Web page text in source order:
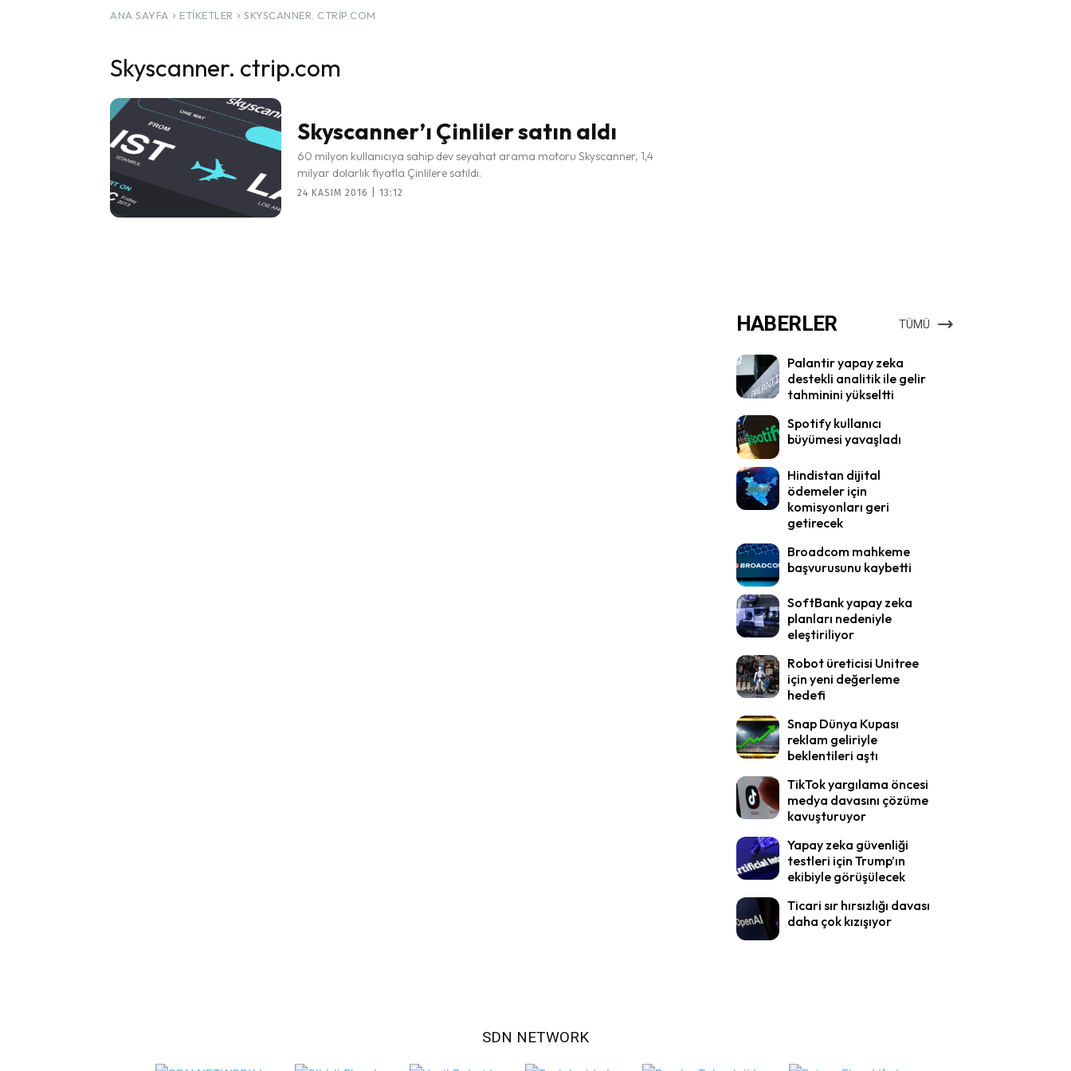
ANA SAYFA ETIKETLER SKYSCANNER. CTRIP.COM
Skyscanner. ctrip.com
Skyscanner’ı Çinliler satın aldı
60 milyon kullanıcıya sahip dev seyahat arama motoru Skyscanner, 1,4
milyar dolarlık fiyatla Çinlilere satıldı.
24 KASIM 2016 | 13:12
HABERLER TÜMÜ
Palantir yapay zeka
destekli analitik ile gelir
tahminini yükseltti
Spotify kullanıcı
büyümesi yavaşladı
Hindistan dijital
ödemeler için
komisyonları geri
getirecek
Broadcom mahkeme
başvurusunu kaybetti
SoftBank yapay zeka
planları nedeniyle
eleştiriliyor
Robot üreticisi Unitree
için yeni değerleme
hedefi
Snap Dünya Kupası
reklam geliriyle
beklentileri aştı
TikTok yargılama öncesi
medya davasını çözüme
kavuşturuyor
Yapay zeka güvenliği
testleri için Trump’ın
ekibiyle görüşülecek
Ticari sır hırsızlığı davası
daha çok kızışıyor
SDN NETWORK